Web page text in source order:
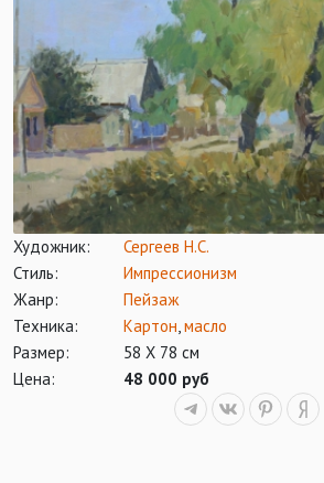
Художник:
Сергеев Н.С.
Стиль:
Импрессионизм
Жанр:
Пейзаж
Техника:
Картон,масло
Размер:
58 Х 78 см
Цена:
48 000 руб